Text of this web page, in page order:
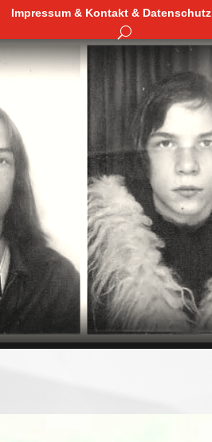
Impressum & Kontakt & Datenschutz
Impressum & Kontakt & Datenschutz